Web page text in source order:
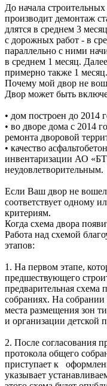
До начала
производит демонтаж
длятся в среднем 3
с дорожных работ - в
параллельно с ними
в среднем 1 месяц.
примерно также 1 месяц.
Почему мой двор не
Двор может быть
• дом построен до 2014
• во дворе дома с 2014
ремонта дворовой
• качество
инвентаризации АО
неудовлетворительным.
Если Ваш двор не
соответствует одному
критериям.
Когда схема двора
Работа над схемой
этапов:
1. На первом этапе,
предшествующего
предварительная схема
собраниях. На
места размещения зон
и организации детской
2. После согласования
протокола общего
приступает к
указывает